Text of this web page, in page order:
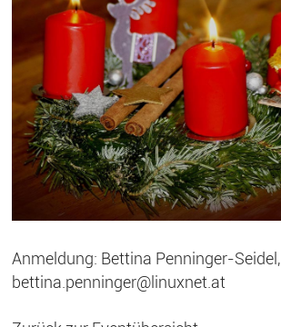
Anmeldung: Bettina Penninger-Seidel,
bettina.penninger@linuxnet.at